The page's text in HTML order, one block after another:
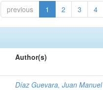
previous 1 2 3 4
Author(s)
Díaz Guevara, Juan Manuel